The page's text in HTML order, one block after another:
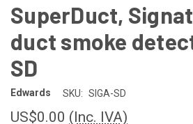
SuperDuct,
duct smoke
SD
Edwards SKU: SIGA-SD
US$0.00 (Inc. IVA)